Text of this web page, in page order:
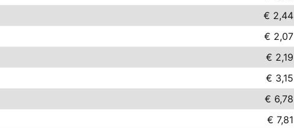
€ 2,44
€ 2,07
€ 2,19
€ 3,15
€ 6,78
€ 7,81